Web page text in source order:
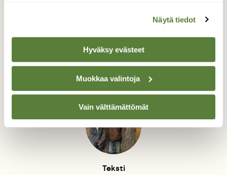
Näytä tiedot
Hyväksy evästeet
Muokkaa valintoja
Vain välttämättömät
Teksti